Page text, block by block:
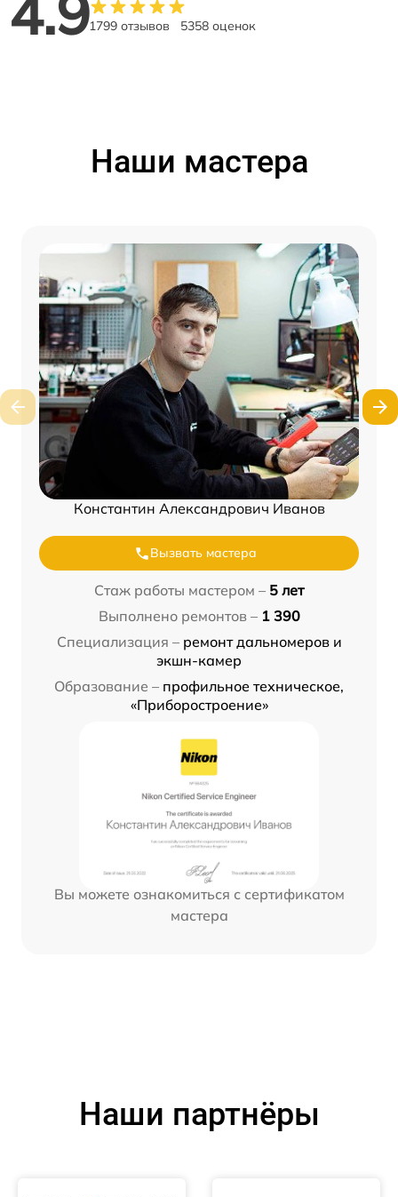
1799 отзывов 5358 оценок
Наши мастера
Константин Александрович Иванов
Вызвать мастера
Стаж работы мастером – 5 лет
Выполнено ремонтов – 1 390
Специализация – ремонт дальномеров и
экшн-камер
Образование – профильное техническое,
«Приборостроение»
Вы можете ознакомиться с сертификатом
мастера
Наши партнёры